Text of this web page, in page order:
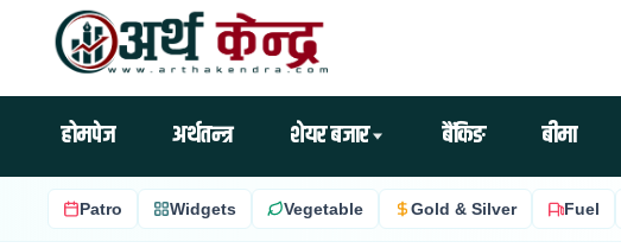
होमपेज अर्थतन्त्र शेयर बजार बैंकिङ बीमा
Patro Widgets Vegetable Gold & Silver Fuel